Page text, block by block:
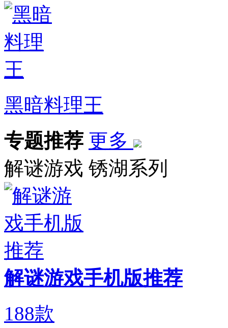
黑暗料理王
专题推荐 更多
解谜游戏 锈湖系列
解谜游戏手机版推荐
188款